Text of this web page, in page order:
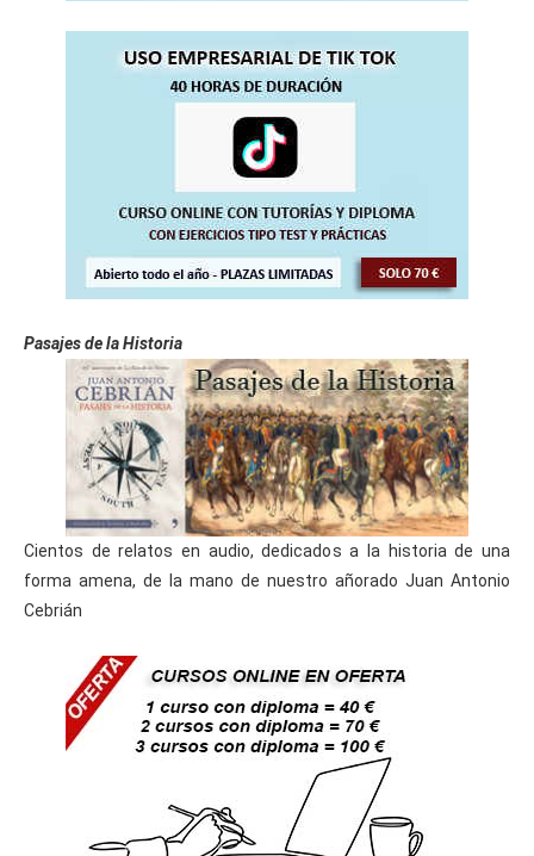
Pasajes de la Historia
Cientos de relatos en audio, dedicados a la historia de una
forma amena, de la mano de nuestro añorado Juan Antonio
Cebrián